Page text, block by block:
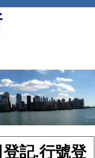
記.行號登